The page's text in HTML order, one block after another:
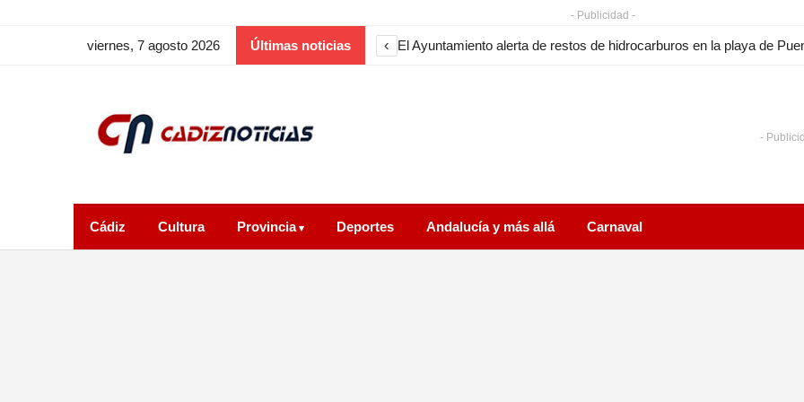
- Publicidad -
viernes, 7 agosto 2026 Últimas noticias ‹
-
Cádiz Cultura Provincia Deportes Andalucía y más allá Carnaval